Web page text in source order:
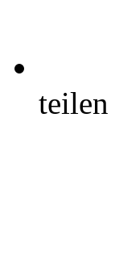
teilen